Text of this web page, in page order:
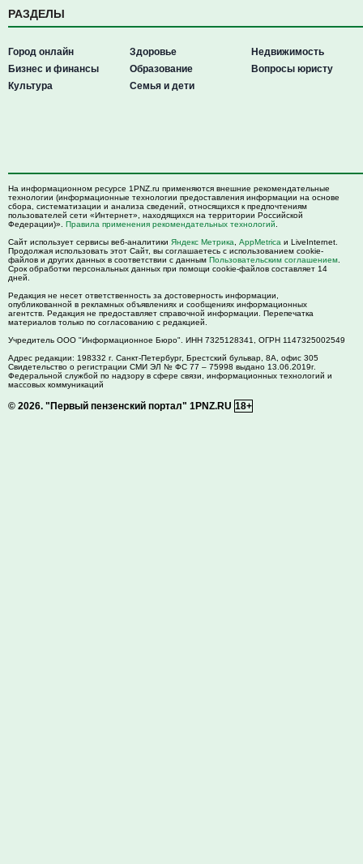
РАЗДЕЛЫ
Город онлайн
Бизнес и финансы
Культура
Здоровье
Образование
Семья и дети
Недвижимость
Вопросы юристу
На информационном ресурсе 1PNZ.ru применяются внешние рекомендательные
технологии (информационные технологии предоставления информации на основе
сбора, систематизации и анализа сведений, относящихся к предпочтениям
пользователей сети «Интернет», находящихся на территории Российской
Федерации)». Правила применения рекомендательных технологий
Сайт использует сервисы веб-аналитики Яндекс Метрика AppMetrica и LiveInternet.
Продолжая использовать этот Сайт, вы соглашаетесь с использованием cookie-
файлов и других данных в соответствии с данным Пользовательским соглашением
Срок обработки персональных данных при помощи cookie-файлов составляет 14
дней.
Редакция не несет ответственность за достоверность информации,
опубликованной в рекламных объявлениях и сообщениях информационных
агентств. Редакция не предоставляет справочной информации. Перепечатка
материалов только по согласованию с редакцией.
Учредитель ООО "Информационное Бюро". ИНН 7325128341, ОГРН 1147325002549
Адрес редакции: 198332 г. Санкт-Петербург, Брестский бульвар, 8А, офис 305
Свидетельство о регистрации СМИ ЭЛ № ФС 77 – 75998 выдано 13.06.2019г.
Федеральной службой по надзору в сфере связи, информационных технологий и
массовых коммуникаций
© 2026. "Первый пензенский портал" 1PNZ.RU 18+